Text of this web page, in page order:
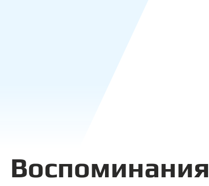
Воспоминания